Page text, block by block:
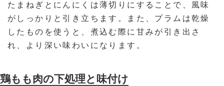
たまねぎとにんにくは薄切りにすることで、風味
がしっかりと引き立ちます。また、プラムは乾燥
したものを使うと、煮込む際に甘みが引き出さ
れ、より深い味わいになります。
鶏もも肉の下処理と味付け